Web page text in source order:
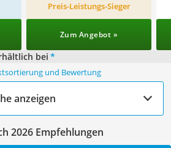
Preis-Leistungs-Sieger
Zum Angebot »
bei *
und Bewertung
anzeigen
2026 Empfehlungen